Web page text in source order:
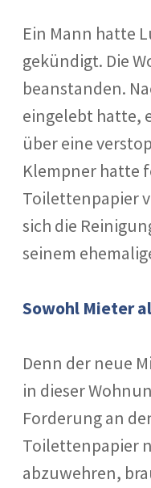
Ein Mann hatte
gekündigt. Die
beanstanden.
eingelebt hatte,
über eine
Klempner hatte
Toilettenpapier
sich die
seinem
Sowohl Mieter
Denn der neue
in dieser
Forderung an
Toilettenpapier
abzuwehren,